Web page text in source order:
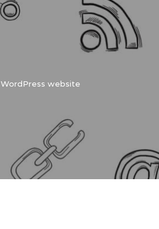
WordPress website